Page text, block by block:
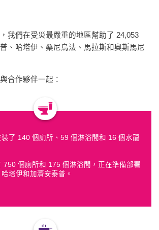
我們在受災最嚴重的地區幫助了 24,053
、哈塔伊、桑尼烏法、馬拉斯和奧斯馬尼
合作夥伴一起：
了 140 個廁所、59 個淋浴間和 16 個水龍
750 個廁所和 175 個淋浴間，正在準備部署
塔伊和加濟安泰普。